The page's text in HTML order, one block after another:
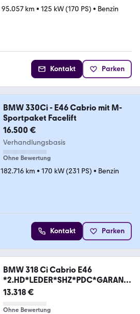
95.057 km • 125 kW (170 PS) • Benzin
Kontakt Parken
BMW 330Ci - E46 Cabrio mit M-
Sportpaket Facelift
16.500 €
Verhandlungsbasis
Ohne Bewertung
182.716 km • 170 kW (231 PS) • Benzin
Kontakt Parken
BMW 318 Ci Cabrio E46
*2.HD*LEDER*SHZ*PDC*GARANTI
E*
13.318 €
Ohne Bewertung